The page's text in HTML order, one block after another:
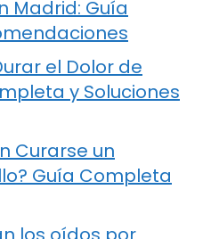
Madrid: Guía
el Dolor de
y Soluciones
Curarse un
Guía Completa